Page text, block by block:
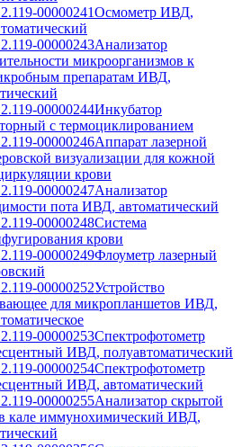
00000241Осмометр ИВД,
00000243Анализатор
микроорганизмов к
препаратам ИВД,
00000244Инкубатор
с термоциклированием
00000246Аппарат лазерной
визуализации для кожной
крови
00000247Анализатор
пота ИВД, автоматический
00000248Система
крови
00000249Флоуметр лазерный
00000252Устройство
для микропланшетов ИВД,
00000253Спектрофотометр
ИВД, полуавтоматический
00000254Спектрофотометр
ИВД, автоматический
00000255Анализатор скрытой
кале иммунохимический ИВД,